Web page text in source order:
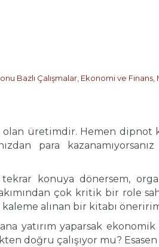
Bazlı Çalışmalar, Ekonomi ve Finans,
olan üretimdir. Hemen
para
tekrar konuya dönersem,
çok kritik bir role
alınan bir kitabı
yatırım yaparsak
doğru çalışıyor mu?